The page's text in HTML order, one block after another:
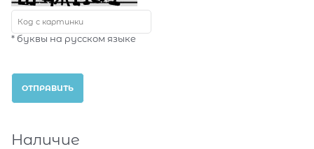
* буквы на русском языке
Наличие